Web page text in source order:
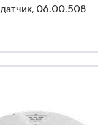
датчик, 06.00.508